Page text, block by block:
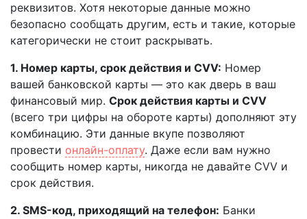
реквизитов. Хотя некоторые данные можно
безопасно сообщать другим, есть и такие, которые
категорически не стоит раскрывать.
1. Номер карты, срок действия и CVV: Номер
вашей банковской карты — это как дверь в ваш
финансовый мир. Срок действия карты и CVV
(всего три цифры на обороте карты) дополняют эту
комбинацию. Эти данные вкупе позволяют
провести онлайн-оплату. Даже если вам нужно
сообщить номер карты, никогда не давайте CVV и
срок действия.
2. SMS-код, приходящий на телефон: Банки